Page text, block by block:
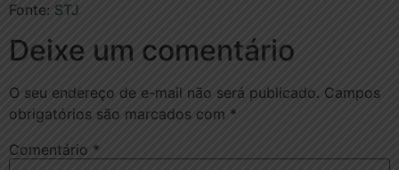
Fonte: STJ
Deixe um comentário
O seu endereço de e-mail não será publicado. Campos
obrigatórios são marcados com *
Comentário *